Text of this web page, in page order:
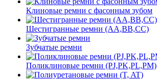
Клиновые ремни с фасонным зубом
Шестигранные ремни (AA,BB,CC)
Зубчатые ремни
Поликлиновые ремни (PJ,PK,PL,PM)